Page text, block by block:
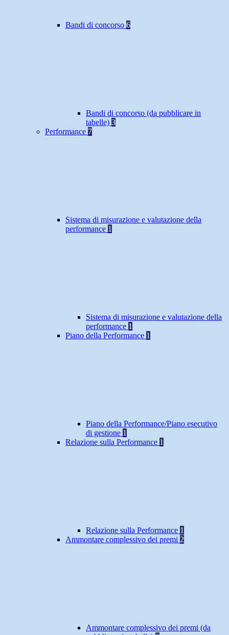
Bandi di concorso 6
Bandi di concorso (da pubblicare in
tabelle) 3
Performance 7
Sistema di misurazione e valutazione della
performance 1
Sistema di misurazione e valutazione della
performance 1
Piano della Performance 1
Piano della Performance/Piano esecutivo
di gestione 1
Relazione sulla Performance 1
Relazione sulla Performance 1
Ammontare complessivo dei premi 2
Ammontare complessivo dei premi (da